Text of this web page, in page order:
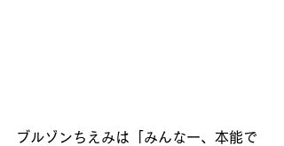
ブルゾンちえみは「みんなー、本能で